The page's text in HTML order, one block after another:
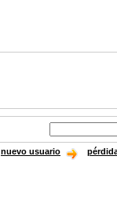
nuevo usuario